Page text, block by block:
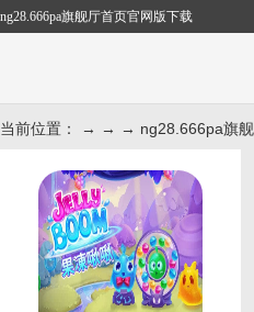
ng28.666pa旗舰厅首页官网版下载
当前位置： → → → ng28.666pa旗舰